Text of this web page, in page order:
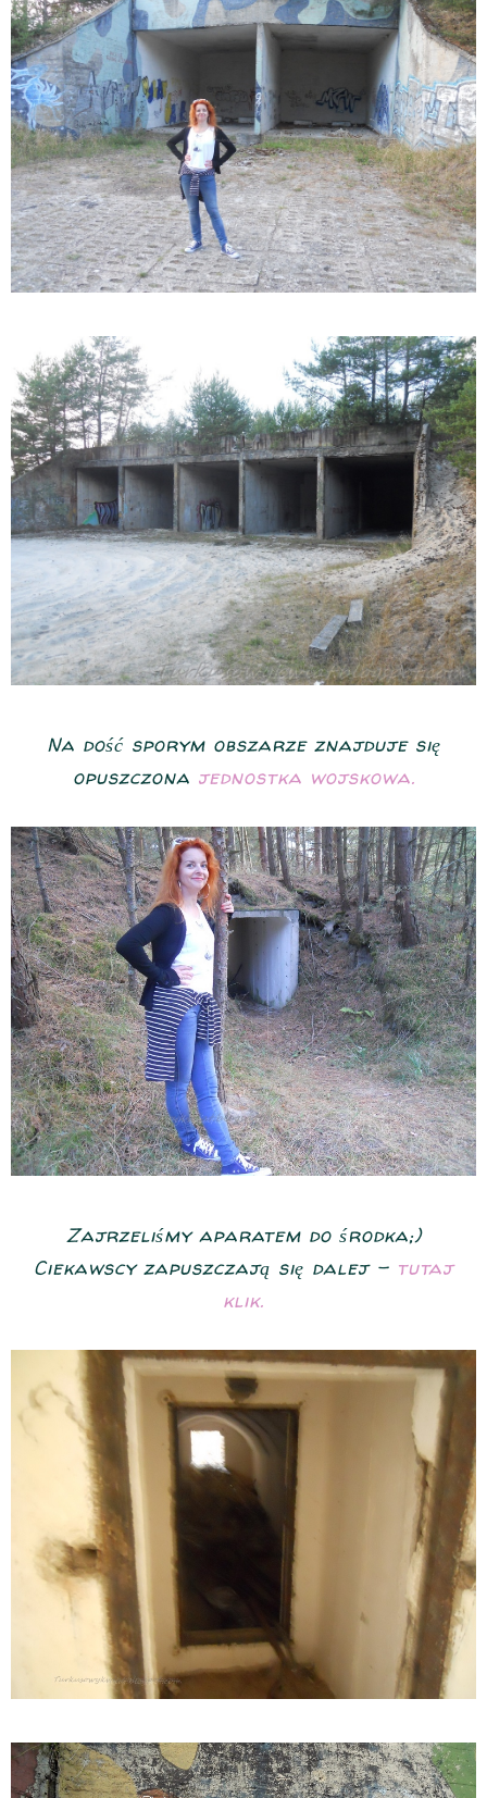
Na dość sporym obszarze znajduje się
opuszczona jednostka wojskowa.
Zajrzeliśmy aparatem do środka;)
Ciekawscy zapuszczają się dalej - tutaj
klik.